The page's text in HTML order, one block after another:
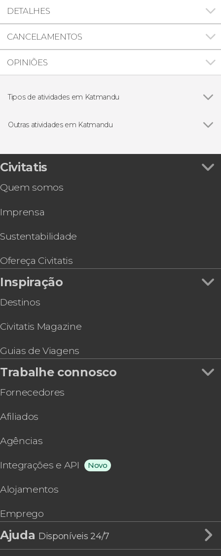
DETALHES
CANCELAMENTOS
OPINIÕES
Tipos de atividades em Katmandu
Visitas guiadas e free tours
Outras atividades em Katmandu
do Everest
Excursão privada de 2 dias a Namo Buddha
Trilha de 5 dias pelo Everest
Rota privada de trilha de 6 dias pelo Nepal
família nepalesa
Excursão de 2 dias ao Parque Nacional de
Chitwan
Trilha de 3 dias por Poon Hill e Ghorepani
Civitatis
Quem somos
Imprensa
Sustentabilidade
Ofereça Civitatis
Inspiração
Destinos
Civitatis Magazine
Guias de Viagens
Trabalhe connosco
Fornecedores
Afiliados
Agências
Integrações e API Novo
Alojamentos
Emprego
Ajuda Disponíveis 24/7